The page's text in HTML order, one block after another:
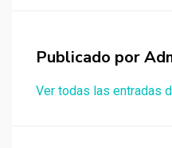
Publicado por
Ver todas las entradas